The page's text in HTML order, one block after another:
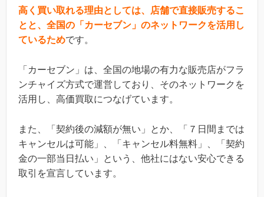
高く買い取れる理由としては、店舗で直接販売するこ
とと、全国の「カーセブン」のネットワークを活用し
ているためです。
「カーセブン」は、全国の地場の有力な販売店がフラ
ンチャイズ方式で運営しており、そのネットワークを
活用し、高価買取につなげています。
また、「契約後の減額が無い」とか、「７日間までは
キャンセルは可能」、「キャンセル料無料」、「契約
金の一部当日払い」という、他社にはない安心できる
取引を宣言しています。